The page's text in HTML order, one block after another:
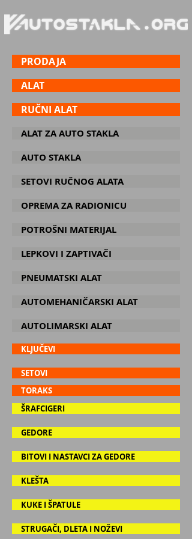
PRODAJA
ALAT
RUČNI ALAT
ALAT ZA AUTO STAKLA
AUTO STAKLA
SETOVI RUČNOG ALATA
OPREMA ZA RADIONICU
POTROŠNI MATERIJAL
LEPKOVI I ZAPTIVAČI
PNEUMATSKI ALAT
AUTOMEHANIČARSKI ALAT
AUTOLIMARSKI ALAT
KLJUČEVI
SETOVI
TORAKS
ŠRAFCIGERI
GEDORE
BITOVI I NASTAVCI ZA GEDORE
KLEŠTA
KUKE I ŠPATULE
STRUGAČI, DLETA I NOŽEVI